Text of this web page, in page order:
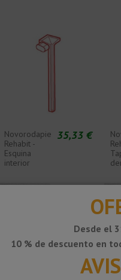
Novorodapie
Rehabit -
Esquina
interior
35,33 €
Desde el
10 % de descuento en